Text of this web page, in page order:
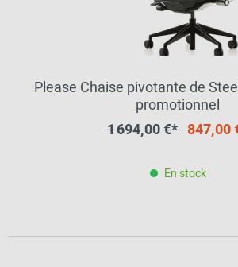
Please Chaise pivotante de
promotionnel
1 694,00 €* 847,00
En stock